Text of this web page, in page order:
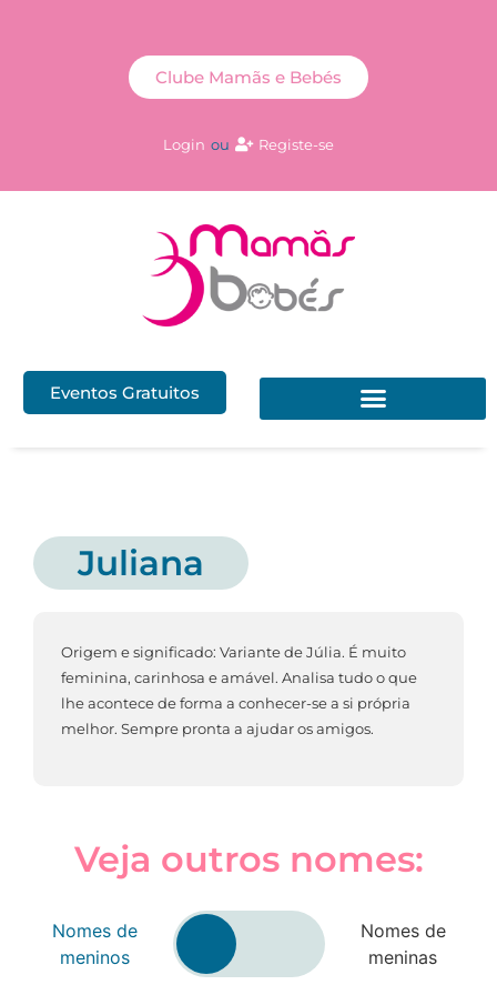
Login ou Registe-se
Clube Mamãs e Bebés
Eventos Gratuitos
Juliana
Origem e significado: Variante de Júlia. É muito
feminina, carinhosa e amável. Analisa tudo o que
lhe acontece de forma a conhecer-se a si própria
melhor. Sempre pronta a ajudar os amigos.
Veja outros nomes:
Nomes de
meninos
Nomes de
meninas